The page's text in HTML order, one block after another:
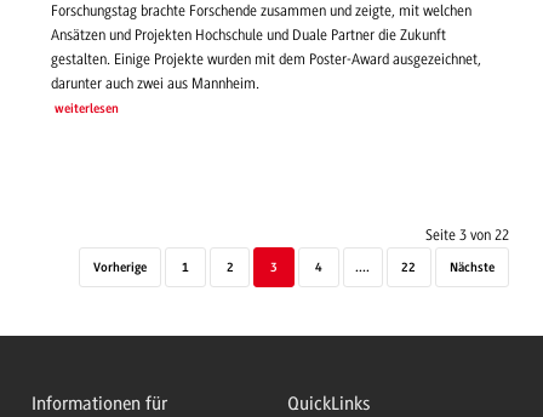
Forschungstag brachte Forschende zusammen und zeigte, mit welchen
Ansätzen und Projekten Hochschule und Duale Partner die Zukunft
gestalten. Einige Projekte wurden mit dem Poster-Award ausgezeichnet,
darunter auch zwei aus Mannheim.
weiterlesen
Seite 3 von 22
Vorherige 1 2 3 4 .... 22 Nächste
Informationen für QuickLinks